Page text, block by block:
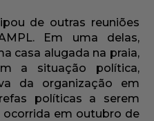
de outras reuniões
Em uma delas,
casa alugada na praia,
a situação política,
da organização em
políticas a serem
ocorrida em outubro de